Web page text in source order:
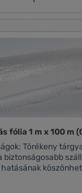
fólia 1 m x 100 m
védelmére
biztonságosabb